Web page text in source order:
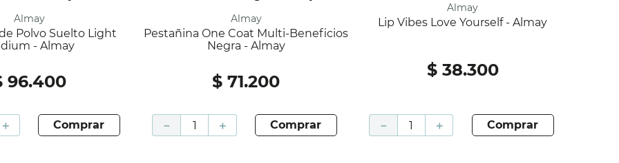
Almay
- Almay
96.400
＋ comprar
Almay
Pestañina One Coat Multi-Beneficios
Negra - Almay
$ 71.200
＋
－ comprar
Almay
Lip Vibes Love Yourself - Almay
$ 38.300
＋
－ comprar